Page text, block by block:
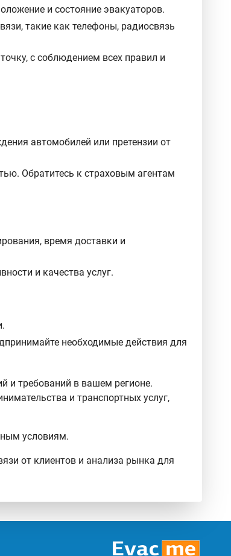
и состояние эвакуаторов.
такие как телефоны, радиосвязь
с соблюдением всех правил и
автомобилей или претензии от
Обратитесь к страховым агентам
время доставки и
и качества услуг.
необходимые действия для
и требований в вашем регионе.
и транспортных услуг,
условиям.
от клиентов и анализа рынка для